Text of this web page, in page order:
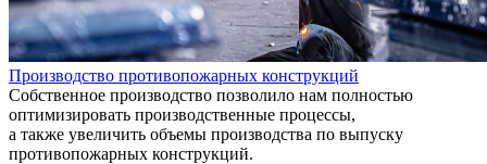
Производство противопожарных конструкций
Собственное производство позволило нам полностью
оптимизировать производственные процессы,
а также увеличить объемы производства по выпуску
противопожарных конструкций.